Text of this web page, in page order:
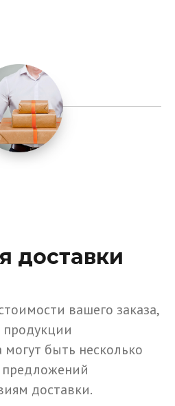
доставки
вашего заказа,
продукции
быть несколько
предложений
доставки.